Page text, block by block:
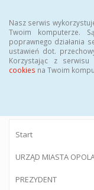
Nasz serwis
Twoim komputerze.
poprawnego działania
ustawień dot.
Korzystając z serwisu
cookies na Twoim
BIULETYN
Start
URZĄD MIASTA
PREZYDENT